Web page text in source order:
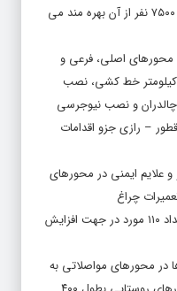
روستای بخش صفائیه با جمعیتی بالغ بر ۷۵۰۰ نفر از آن بهره مند می
اصلی، فرعی و
روستایی در سال جاری اعلام کرد : ۲۳۷ کیلومتر خط کشی، نصب
خوی – چالدران و نصب نیوجرسی
– قطور – رازی جزو اقدامات
تعداد ۲۰۲۰ عدد تابلو و علایم ایمنی در محورهای
چراغ
های روشنایی جاده های مواصلاتی به تعداد ۱۱۰ مورد در جهت افزایش
در محورهای مواصلاتی به